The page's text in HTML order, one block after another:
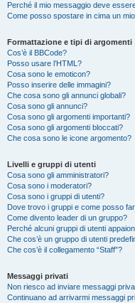
Perché il mio messaggio deve
Come posso spostare in cima un
Formattazione e tipi di argomenti
Cos’è il BBCode?
Posso usare l’HTML?
Cosa sono le emoticon?
Posso inserire delle immagini?
Che cosa sono gli annunci globali?
Cosa sono gli annunci?
Cosa sono gli argomenti importanti?
Cosa sono gli argomenti bloccati?
Che cosa sono le icone argomento?
Livelli e gruppi di utenti
Cosa sono gli amministratori?
Cosa sono i moderatori?
Cosa sono i gruppi di utenti?
Dove trovo i gruppi e come posso
Come divento leader di un gruppo?
Perché alcuni gruppi di utenti
Che cos’è un gruppo di utenti
Che cos’è il collegamento “Staff”?
Messaggi privati
Non riesco ad inviare messaggi
Continuano ad arrivarmi messaggi